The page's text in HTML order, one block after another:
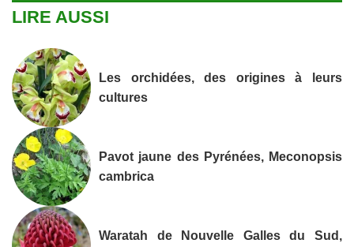
LIRE AUSSI
Les orchidées, des origines à leurs
cultures
Pavot jaune des Pyrénées, Meconopsis
cambrica
Waratah de Nouvelle Galles du Sud,